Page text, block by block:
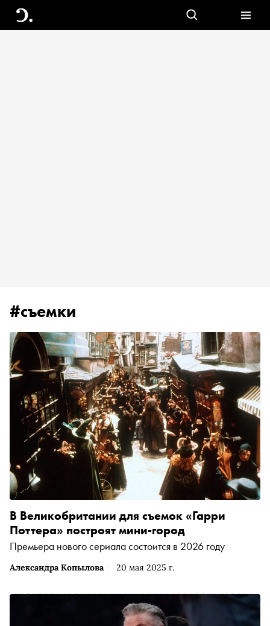
#съемки
Александра Копылова 20 мая 2025 г.
В Великобритании для съемок «Гарри
Поттера» построят мини-город
Премьера нового сериала состоится в 2026 году